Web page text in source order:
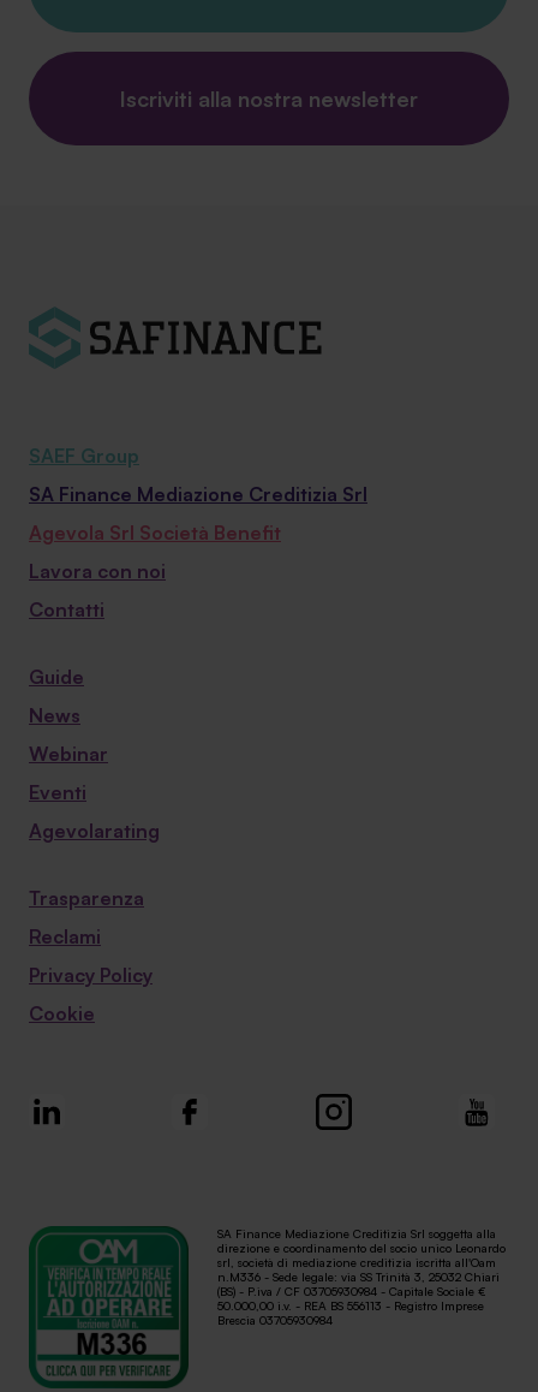
Iscriviti alla nostra newsletter
SAEF Group
SA Finance Mediazione Creditizia Srl
Agevola Srl Società Benefit
Lavora con noi
Contatti
Guide
News
Webinar
Eventi
Agevolarating
Trasparenza
Reclami
Privacy Policy
Cookie
SA Finance Mediazione Creditizia Srl soggetta alla
direzione e coordinamento del socio unico Leonardo
srl, società di mediazione creditizia iscritta all'Oam
n.M336 - Sede legale: via SS Trinità 3, 25032 Chiari
(BS) - P.iva / CF 03705930984 - Capitale Sociale €
50.000,00 i.v. - REA BS 556113 - Registro Imprese
Brescia 03705930984